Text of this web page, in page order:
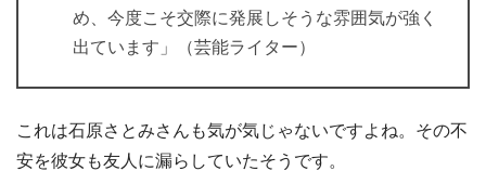
め、今度こそ交際に発展しそうな雰囲気が強く
出ています」（芸能ライター）
これは石原さとみさんも気が気じゃないですよね。その不
安を彼女も友人に漏らしていたそうです。